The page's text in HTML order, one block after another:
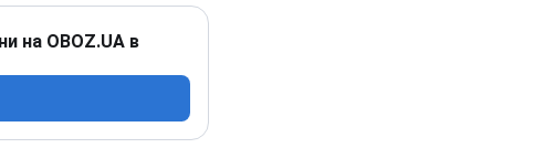
на OBOZ.UA в